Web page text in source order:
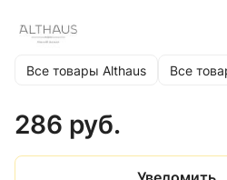
Все товары Althaus Все
286 руб.